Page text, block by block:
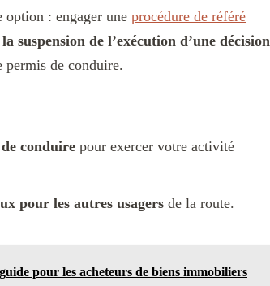
option : engager une procédure de référé
suspension de l’exécution d’une décision
permis de conduire.
conduire pour exercer votre activité
pour les autres usagers de la route.
pour les acheteurs de biens immobiliers